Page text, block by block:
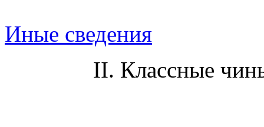
Иные сведения
II. Классные